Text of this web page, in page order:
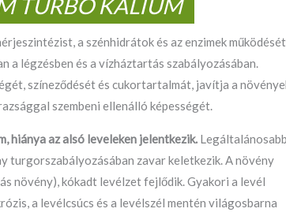
TURBO KÁLIUM
a szénhidrátok és az enzimek
a légzésben és a vízháztartás szabályozásában.
színeződését és cukortartalmát, javítja a
szembeni ellenálló képességét.
hiánya az alsó leveleken jelentkezik. Legáltalánosabb
turgorszabályozásában zavar keletkezik. A növény
növény), kókadt levélzet fejlődik. Gyakori a levél
a levélcsúcs és a levélszél mentén világosbarna